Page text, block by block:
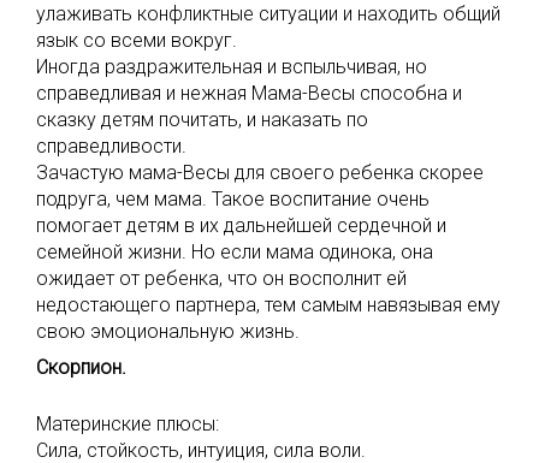
улаживать конфликтные ситуации и находить общий
язык со всеми вокруг.
Иногда раздражительная и вспыльчивая, но
справедливая и нежная Мама-Весы способна и
сказку детям почитать, и наказать по
справедливости.
Зачастую мама-Весы для своего ребенка скорее
подруга, чем мама. Такое воспитание очень
помогает детям в их дальнейшей сердечной и
семейной жизни. Но если мама одинока, она
ожидает от ребенка, что он восполнит ей
недостающего партнера, тем самым навязывая ему
свою эмоциональную жизнь.
Скорпион.
Материнские плюсы:
Сила, стойкость, интуиция, сила воли.